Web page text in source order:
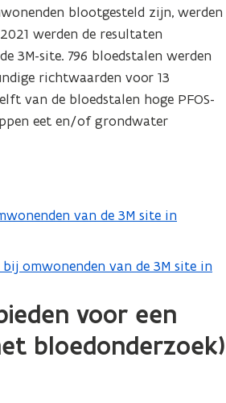
blootgesteld zijn, werden
werden de resultaten
3M-site. 796 bloedstalen werden
richtwaarden voor 13
van de bloedstalen hoge PFOS-
eet en/of grondwater
van de 3M site in
omwonenden van de 3M site in
voor een
bloedonderzoek)